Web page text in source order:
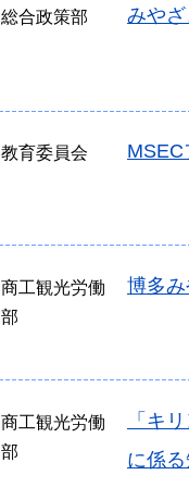
総合政策部 みや
教育委員会
商工観光労働
部
博多
商工観光労働
部
「キ
に係